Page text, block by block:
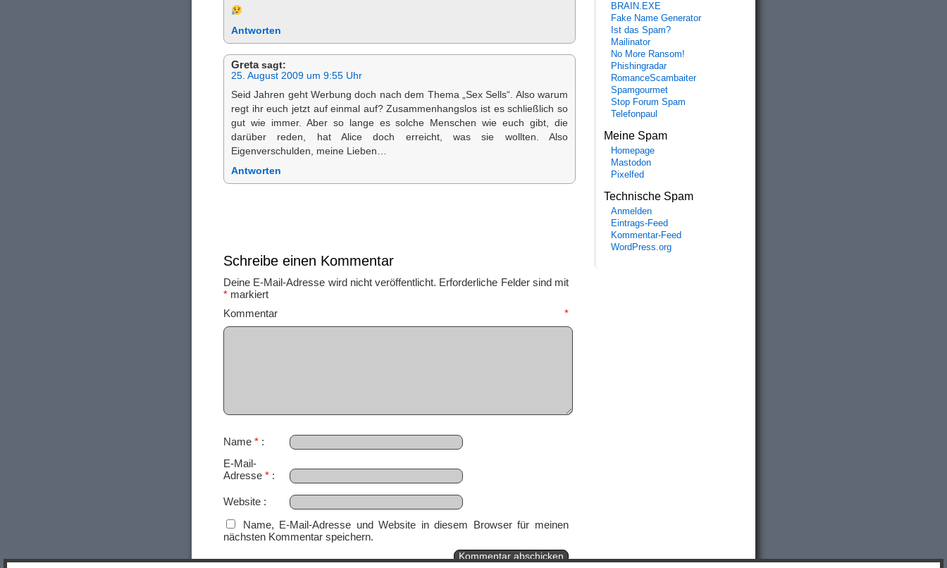
Antworten
Greta sagt:
25. August 2009 um 9:55 Uhr
Seid Jahren geht Werbung doch nach dem Thema „Sex Sells“. Also warum
regt ihr euch jetzt auf einmal auf? Zusammenhangslos ist es schließlich so
gut wie immer. Aber so lange es solche Menschen wie euch gibt, die
darüber reden, hat Alice doch erreicht, was sie wollten. Also
Eigenverschulden, meine Lieben…
Antworten
Schreibe einen Kommentar
Deine E-Mail-Adresse wird nicht veröffentlicht. Erforderliche Felder sind mit
* markiert
Kommentar *
Name *
E-Mail-
Adresse *
Website
Name, E-Mail-Adresse und Website in diesem Browser für meinen
nächsten Kommentar speichern.
BRAIN.EXE
Fake Name Generator
Ist das Spam?
Mailinator
No More Ransom!
Phishingradar
RomanceScambaiter
Spamgourmet
Stop Forum Spam
Telefonpaul
Meine Spam
Homepage
Mastodon
Pixelfed
Technische Spam
Anmelden
Eintrags-Feed
Kommentar-Feed
WordPress.org